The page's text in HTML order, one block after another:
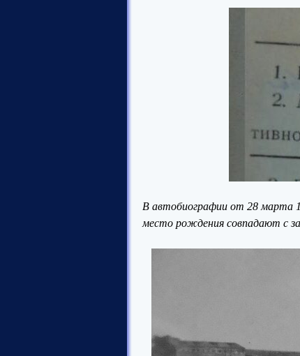
В автобиографии от 28 марта
место рождения совпадают с